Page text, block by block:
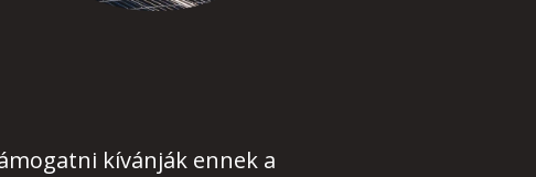
kívánják ennek a